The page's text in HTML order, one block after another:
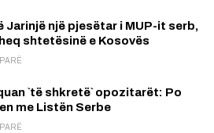
Jarinjë një pjesëtar i MUP-it serb,
shtetësinë e Kosovës
`të shkretë` opozitarët: Po
me Listën Serbe